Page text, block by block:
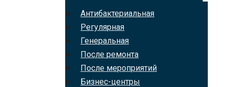
Антибактериальная
Регулярная
Генеральная
После ремонта
После мероприятий
Бизнес-центры